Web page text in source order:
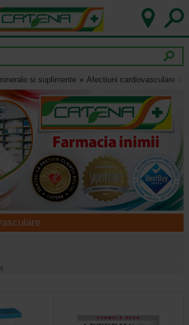
si suplimente Afectiuni cardiovasculare